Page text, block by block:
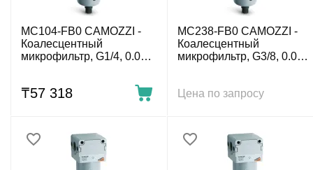
MC104-FB0 CAMOZZI -
Коалесцентный
микрофильтр, G1/4, 0.01
₸57 318
MC238-FB0 CAMOZZI -
Коалесцентный
микрофильтр, G3/8, 0.01
Цена по запросу